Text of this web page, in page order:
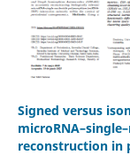
Signed versus
reconstruction in